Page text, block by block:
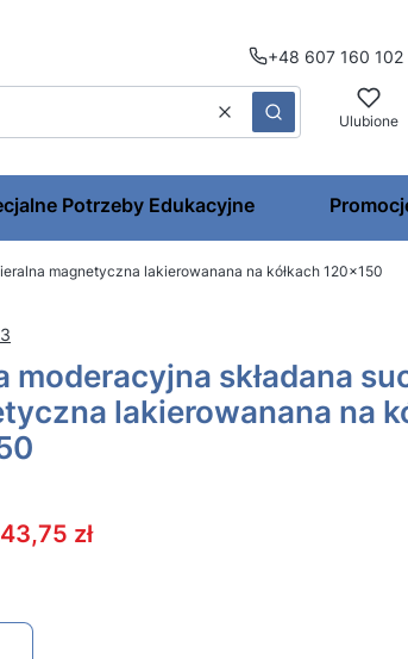
+48 607 160 102
WyczyśćSzukaj Ulubione
Potrzeby Edukacyjne
magnetyczna lakierowanana na kółkach 120x150
moderacyjna składana
lakierowanana na
zł